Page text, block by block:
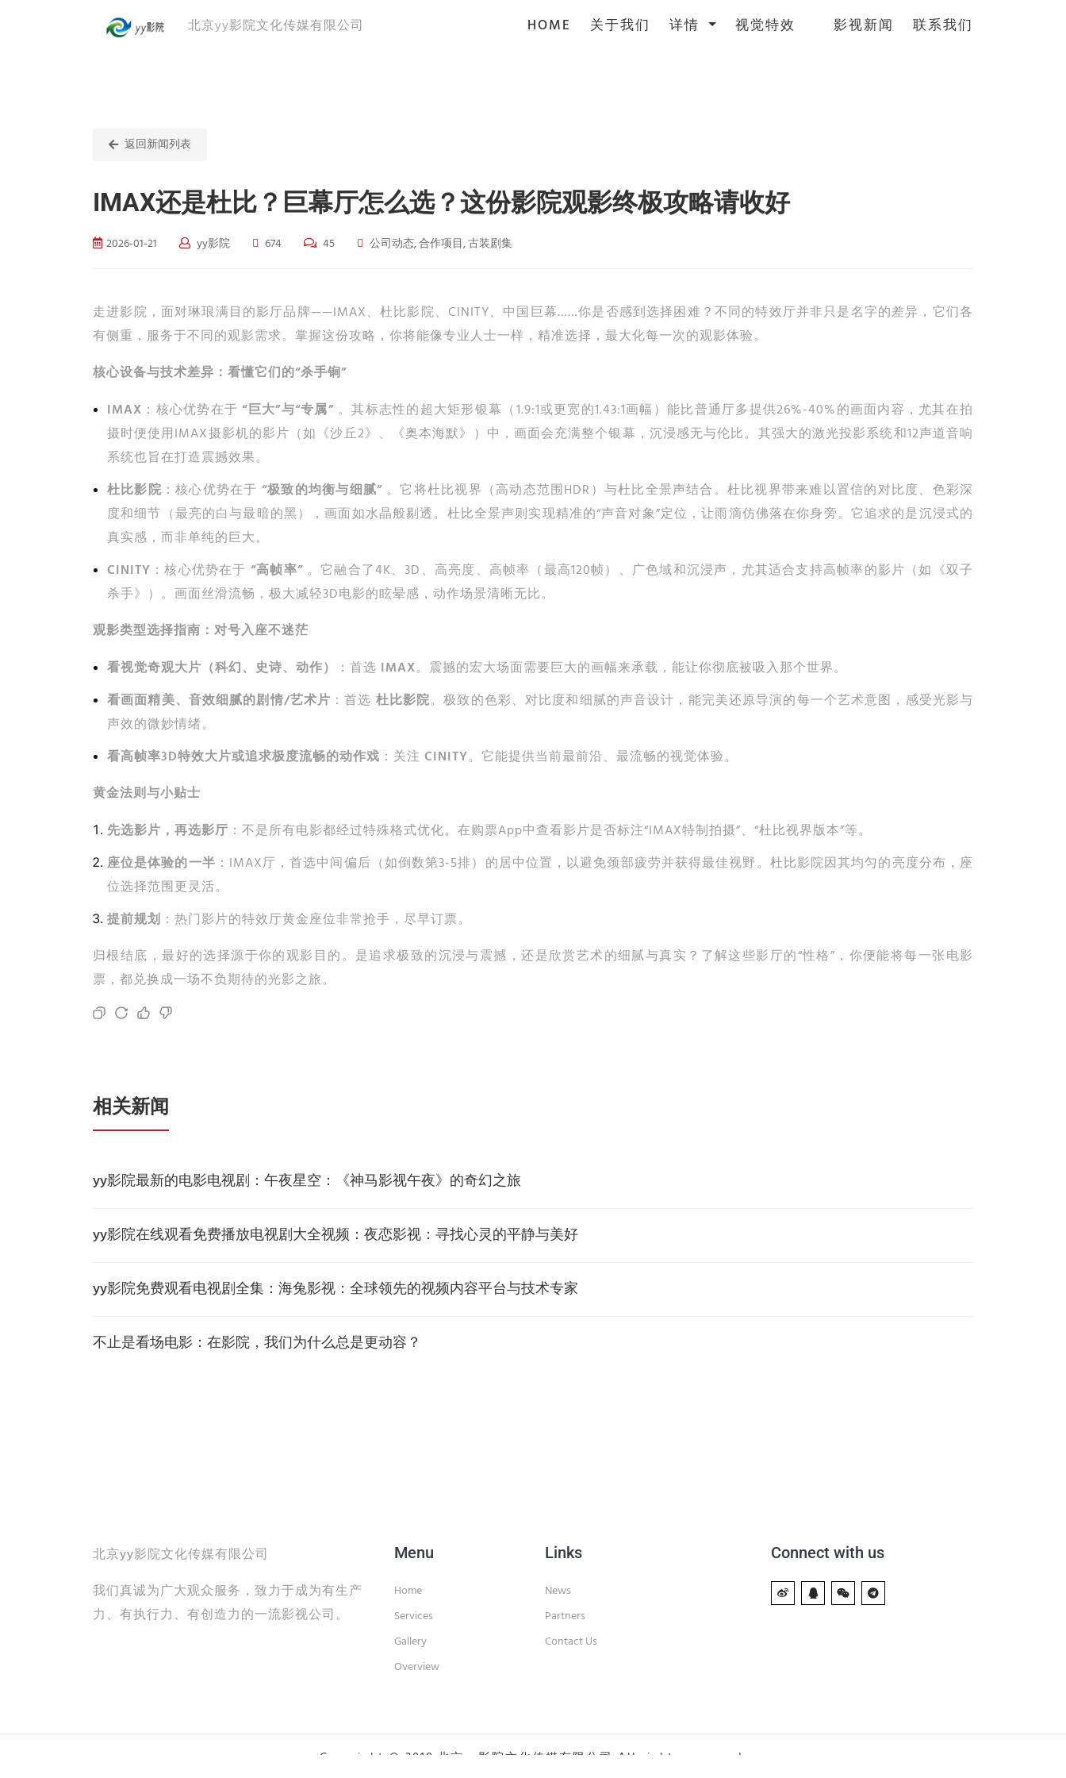
北京yy影院文化传媒有限公司 HOME (current)
关于我们 详情 视觉特效 影视新闻 联系我们
返回新闻列表
IMAX还是杜比？巨幕厅怎么选？这份影院观影终极攻略请收好
2026-01-21 yy影院 674 45 公司动态, 合作项目, 古装剧集
走进影院，面对琳琅满目的影厅品牌——IMAX、杜比影院、CINITY、中国巨幕……你是否感到选择困难？不同的特效厅并非只是名字的差异，它们各
有侧重，服务于不同的观影需求。掌握这份攻略，你将能像专业人士一样，精准选择，最大化每一次的观影体验。
核心设备与技术差异：看懂它们的“杀手锏”
IMAX ：核心优势在于“巨大”与“专属”。其标志性的超大矩形银幕（1.9:1或更宽的1.43:1画幅）能比普通厅多提供26%-40%的画面内容，尤其在拍
摄时便使用IMAX摄影机的影片（如《沙丘2》、《奥本海默》）中，画面会充满整个银幕，沉浸感无与伦比。其强大的激光投影系统和12声道音响
系统也旨在打造震撼效果。
杜比影院 ：核心优势在于 “极致的均衡与细腻” 。它将杜比视界（高动态范围HDR）与杜比全景声结合。杜比视界带来难以置信的对比度、色彩深
度和细节（最亮的白与最暗的黑），画面如水晶般剔透。杜比全景声则实现精准的“声音对象”定位，让雨滴仿佛落在你身旁。它追求的是沉浸式的
真实感，而非单纯的巨大。
CINITY ：核心优势在于 “高帧率”。它融合了4K、3D、高亮度、高帧率（最高120帧）、广色域和沉浸声，尤其适合支持高帧率的影片（如《双子
杀手》）。画面丝滑流畅，极大减轻3D电影的眩晕感，动作场景清晰无比。
观影类型选择指南：对号入座不迷茫
看视觉奇观大片（科幻、史诗、动作）
：首选 IMAX。震撼的宏大场面需要巨大的画幅来承载，能让你彻底被吸入那个世界。
看画面精美、音效细腻的剧情/艺术片 ：首选 杜比影院。极致的色彩、对比度和细腻的声音设计，能完美还原导演的每一个艺术意图，感受光影与
声效的微妙情绪。
看高帧率3D特效大片或追求极度流畅的动作戏 ：关注 CINITY。它能提供当前最前沿、最流畅的视觉体验。
黄金法则与小贴士
先选影片，再选影厅 ：不是所有电影都经过特殊格式优化。在购票App中查看影片是否标注“IMAX特制拍摄”、“杜比视界版本”等。
座位是体验的一半 ：IMAX厅，首选中间偏后（如倒数第3-5排）的居中位置，以避免颈部疲劳并获得最佳视野。杜比影院因其均匀的亮度分布，座
位选择范围更灵活。
提前规划 ：热门影片的特效厅黄金座位非常抢手，尽早订票。
归根结底，最好的选择源于你的观影目的。是追求极致的沉浸与震撼，还是欣赏艺术的细腻与真实？了解这些影厅的“性格”，你便能将每一张电影
票，都兑换成一场不负期待的光影之旅。
相关新闻
yy影院最新的电影电视剧：午夜星空：《神马影视午夜》的奇幻之旅
yy影院在线观看免费播放电视剧大全视频：夜恋影视：寻找心灵的平静与美好
yy影院免费观看电视剧全集：海兔影视：全球领先的视频内容平台与技术专家
不止是看场电影：在影院，我们为什么总是更动容？
北京yy影院文化传媒有限公司
我们真诚为广大观众服务，致力于成为有生产
力、有执行力、有创造力的一流影视公司。
Menu
Home
Services
Gallery
Overview
Links
News
Partners
Contact Us
Connect with us
Copyright © 2018.北京yy影院文化传媒有限公司 All rights reserved.